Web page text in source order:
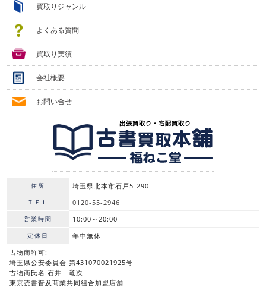
買取りジャンル
よくある質問
買取り実績
会社概要
お問い合せ
住所 埼玉県北本市石戸5-290
ＴＥＬ 0120-55-2946
営業時間 10:00～20:00
定休日
年中無休
古物商許可:
埼玉県公安委員会 第431070021925号
古物商氏名:石井 竜次
東京読書普及商業共同組合加盟店舗